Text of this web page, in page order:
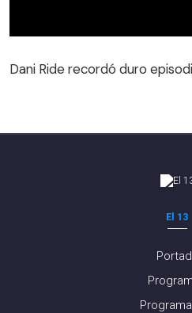
Dani Ride recordó duro
El 13